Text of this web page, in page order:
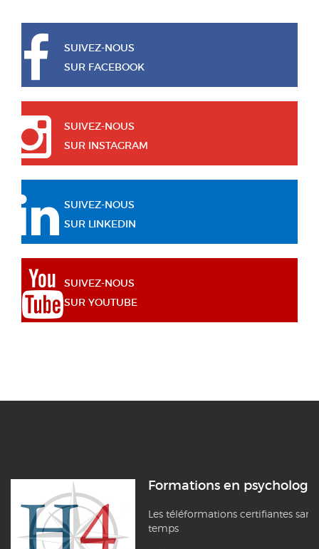
SUIVEZ-NOUS
SUR FACEBOOK
SUIVEZ-NOUS
SUR INSTAGRAM
SUIVEZ-NOUS
SUR LINKEDIN
SUIVEZ-NOUS
SUR YOUTUBE
Formations en psychologie
Les téléformations certifiantes
temps